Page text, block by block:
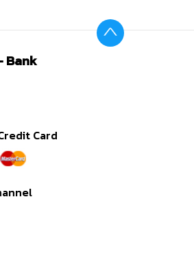
Bank
Card